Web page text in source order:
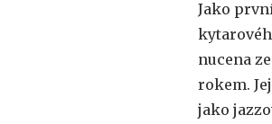
Jako
nucena
rokem.
jako